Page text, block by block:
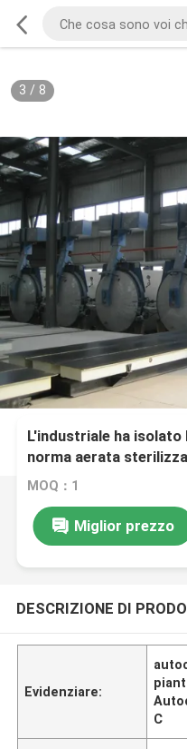
3 / 8
L'industriale ha isolato
norma aerata
blocco in calcestruzzo
MOQ：1
Miglior prezzo
DESCRIZIONE DI
Evidenziare:
C